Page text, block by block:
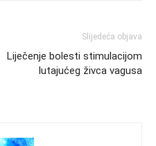
Slijedeća objava
Liječenje bolesti stimulacijom
lutajućeg živca vagusa